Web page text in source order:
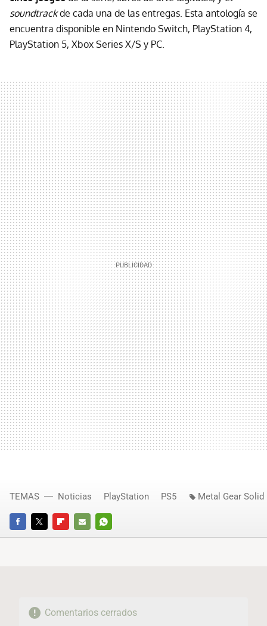
soundtrackde cada una de las entregas. Esta antología se
encuentra disponible en Nintendo Switch, PlayStation 4,
PlayStation 5, Xbox Series X/S y PC.
FACEBOOKTWITTERFLIPBOARD
E-
WHATSAPP
TEMAS Noticias PlayStation PS5 Metal Gear Solid
Comentarios cerrados